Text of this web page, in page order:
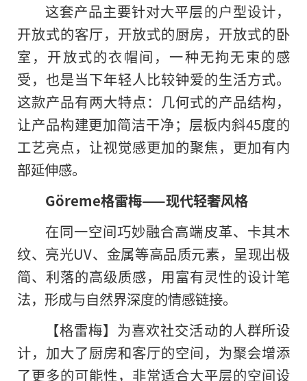
这套产品主要针对大平层的户型设计，
开放式的客厅，开放式的厨房，开放式的卧
室，开放式的衣帽间，一种无拘无束的感
受，也是当下年轻人比较钟爱的生活方式。
这款产品有两大特点：几何式的产品结构，
让产品构建更加简洁干净；层板内斜45度的
工艺亮点，让视觉感更加的聚焦，更加有内
部延伸感。
Göreme格雷梅——现代轻奢风格
在同一空间巧妙融合高端皮革、卡其木
纹、亮光UV、金属等高品质元素，呈现出极
简、利落的高级质感，用富有灵性的设计笔
法，形成与自然界深度的情感链接。
【格雷梅】为喜欢社交活动的人群所设
计，加大了厨房和客厅的空间，为聚会增添
了更多的可能性，非常适合大平层的空间设